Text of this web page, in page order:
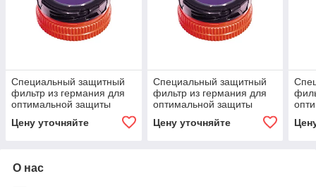
Специальный защитный
фильтр из германия для
оптимальной защиты
царапин
Цену уточняйте
Специальный защитный
фильтр из германия для
оптимальной защиты
царапин
Цену уточняйте
О нас